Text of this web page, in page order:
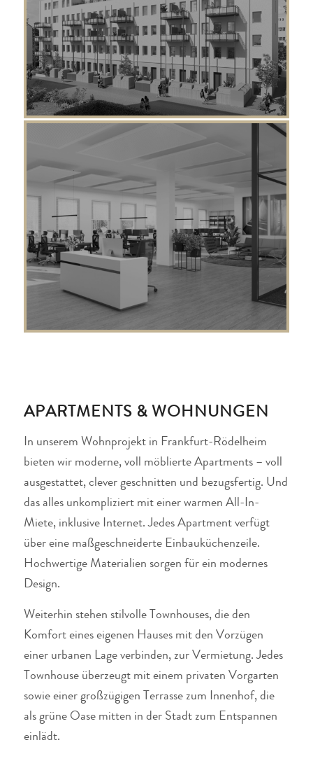
APARTMENTS & WOHNUNGEN
In unserem Wohnprojekt in Frankfurt-Rödelheim
bieten wir moderne, voll möblierte Apartments – voll
ausgestattet, clever geschnitten und bezugsfertig. Und
das alles unkompliziert mit einer warmen All-In-
Miete, inklusive Internet. Jedes Apartment verfügt
über eine maßgeschneiderte Einbauküchenzeile.
Hochwertige Materialien sorgen für ein modernes
Design.
Weiterhin stehen stilvolle Townhouses, die den
Komfort eines eigenen Hauses mit den Vorzügen
einer urbanen Lage verbinden, zur Vermietung. Jedes
Townhouse überzeugt mit einem privaten Vorgarten
sowie einer großzügigen Terrasse zum Innenhof, die
als grüne Oase mitten in der Stadt zum Entspannen
einlädt.